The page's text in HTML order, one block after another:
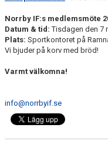
Norrby IF:s medlemsmöte
Datum & tid:Tisdagen den 7
Plats: Sportkontoret på
Vi bjuder på korv med bröd!
Varmt välkomna!
info@norrbyif.se